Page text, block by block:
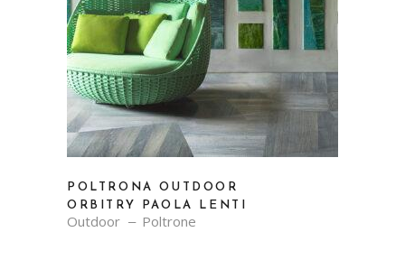
POLTRONA OUTDOOR
ORBITRY PAOLA LENTI
Outdoor Poltrone